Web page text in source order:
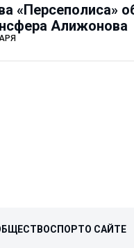
«Персеполиса»
Алижонова
СПОРТО САЙТЕ